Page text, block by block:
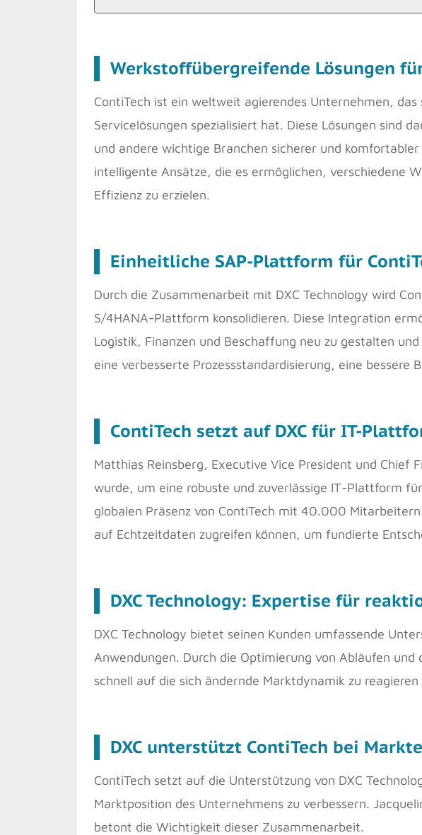
Werkstoffübergreifende Lösungen
ContiTech ist ein weltweit agierendes Unternehmen,
Servicelösungen spezialisiert hat. Diese Lösungen sind
und andere wichtige Branchen sicherer und
intelligente Ansätze, die es ermöglichen, verschiedene
Effizienz zu erzielen.
Einheitliche SAP-Plattform für
Durch die Zusammenarbeit mit DXC Technology wird
S/4HANA-Plattform konsolidieren. Diese Integration
Logistik, Finanzen und Beschaffung neu zu gestalten
eine verbesserte Prozessstandardisierung, eine
ContiTech setzt auf DXC für IT-
Matthias Reinsberg, Executive Vice President und Chief
wurde, um eine robuste und zuverlässige IT-Plattform
globalen Präsenz von ContiTech mit 40.000
auf Echtzeitdaten zugreifen können, um fundierte
DXC Technology: Expertise für
DXC Technology bietet seinen Kunden umfassende
Anwendungen. Durch die Optimierung von Abläufen
schnell auf die sich ändernde Marktdynamik zu
DXC unterstützt ContiTech bei
ContiTech setzt auf die Unterstützung von DXC
Marktposition des Unternehmens zu verbessern.
betont die Wichtigkeit dieser Zusammenarbeit.